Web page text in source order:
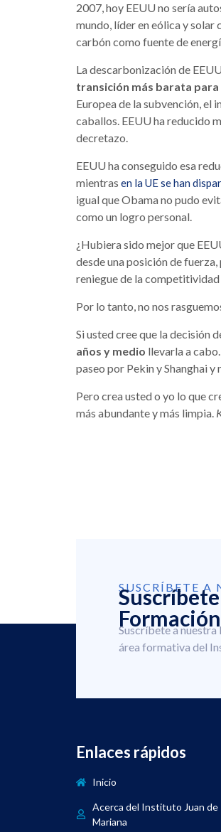
2007, hoy EEUU no sería
mundo, líder en eólica y
carbón como fuente de
La descarbonización de
transición más barata
Europea de la subvención, el
caballos. EEUU ha reducido
decretazo.
EEUU ha conseguido esa
mientras en la UE se han
igual que Obama no pudo
como un logro personal.
¿Hubiera sido mejor que
desde una posición de
reniegue de la competitividad
Por lo tanto, no nos
Si usted cree que la decisión
años y medio llevarla a
paseo por Pekin y Shanghai y
Pero crea usted o yo lo que
más abundante y más limpia.
SUSCRÍBETE A
Suscríbete a
área formativa del
Enlaces rápidos
Inicio
Acerca del Instituto Juan de
Mariana